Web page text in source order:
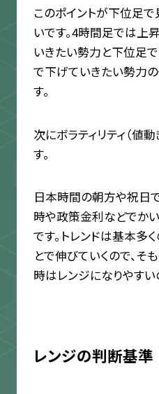
このポイントが下位足
いです。4時間足では上
いきたい勢力と下位足
で下げていきたい勢力
す。
次にボラティリティ（値
す。
日本時間の朝方や祝日
時や政策金利などでか
です。トレンドは基本多
とで伸びていくので、
時はレンジになりやすい
レンジの判断基準